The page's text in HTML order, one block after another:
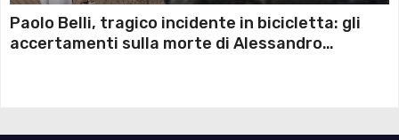
Paolo Belli, tragico incidente in bicicletta: gli
accertamenti sulla morte di Alessandro